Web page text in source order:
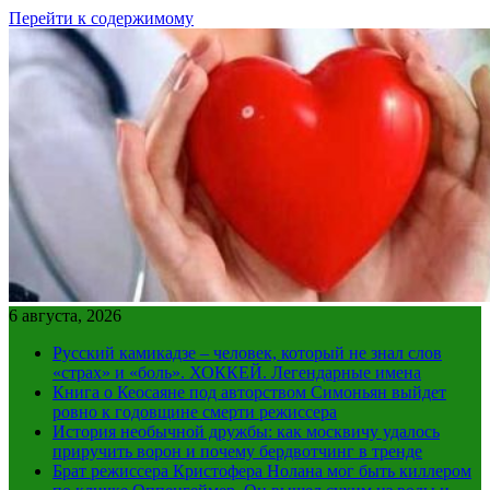
Перейти к содержимому
6 августа, 2026
Русский камикадзе – человек, который не знал слов
«страх» и «боль». ХОККЕЙ. Легендарные имена
Книга о Кеосаяне под авторством Симоньян выйдет
ровно к годовщине смерти режиссера
История необычной дружбы: как москвичу удалось
приручить ворон и почему бердвотчинг в тренде
Брат режиссера Кристофера Нолана мог быть киллером